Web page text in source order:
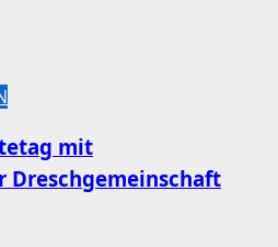
mit
Dreschgemeinschaft